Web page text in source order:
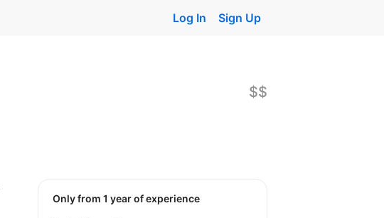
Log In Sign Up
$$
Only from 1 year of experience